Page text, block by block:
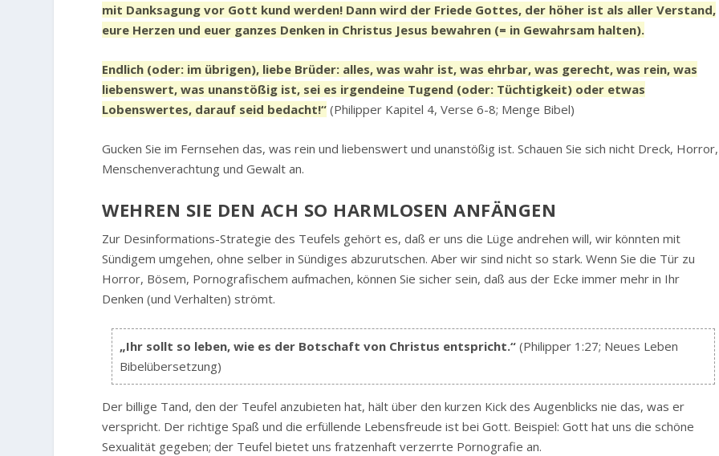
mit Danksagung vor Gott kund werden! Dann wird der Friede Gottes, der höher ist als aller Verstand,
eure Herzen und euer ganzes Denken in Christus Jesus bewahren (= in Gewahrsam halten).
Endlich (oder: im übrigen), liebe Brüder: alles, was wahr ist, was ehrbar, was gerecht, was rein, was
liebenswert, was unanstößig ist, sei es irgendeine Tugend (oder: Tüchtigkeit) oder etwas
Lobenswertes, darauf seid bedacht!“ (Philipper Kapitel 4, Verse 6-8; Menge Bibel)
Gucken Sie im Fernsehen das, was rein und liebenswert und unanstößig ist. Schauen Sie sich nicht Dreck, Horror,
Menschenverachtung und Gewalt an.
WEHREN SIE DEN ACH SO HARMLOSEN ANFÄNGEN
Zur Desinformations-Strategie des Teufels gehört es, daß er uns die Lüge andrehen will, wir könnten mit
Sündigem umgehen, ohne selber in Sündiges abzurutschen. Aber wir sind nicht so stark. Wenn Sie die Tür zu
Horror, Bösem, Pornografischem aufmachen, können Sie sicher sein, daß aus der Ecke immer mehr in Ihr
Denken (und Verhalten) strömt.
„Ihr sollt so leben, wie es der Botschaft von Christus entspricht.“(Philipper 1:27; Neues Leben
Bibelübersetzung)
Der billige Tand, den der Teufel anzubieten hat, hält über den kurzen Kick des Augenblicks nie das, was er
verspricht. Der richtige Spaß und die erfüllende Lebensfreude ist bei Gott. Beispiel: Gott hat uns die schöne
Sexualität gegeben; der Teufel bietet uns fratzenhaft verzerrte Pornografie an.